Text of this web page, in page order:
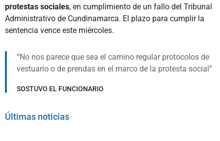
protestas sociales, en cumplimiento de un fallo del Tribunal
Administrativo de Cundinamarca. El plazo para cumplir la
sentencia vence este miércoles.
No nos parece que sea el camino regular protocolos de
vestuario o de prendas en el marco de la protesta social
SOSTUVO EL FUNCIONARIO
Últimas noticias